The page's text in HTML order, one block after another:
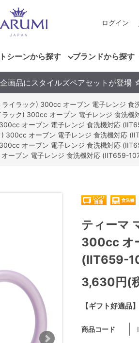
ログイン
シーンから探す ブランドから探す
画品にスタイルズペアセットが登場
ライラック) 300cc オーブン 電子レンジ
ラック) 300cc オーブン 電子レンジ 食洗
オーブン 電子レンジ 食洗機対応
) 300cc オーブン 電子レンジ 食洗機対応
オーブン 電子レンジ 食洗機対応
ーブン 電子レンジ 食洗機対応 (IIT659-
【ギフト好適品】
ティーマ
300cc オ
(IIT659-
3,630円(
商品コード